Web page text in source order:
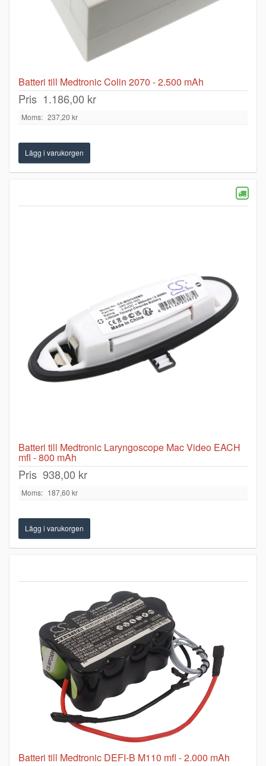
Batteri till Medtronic Colin 2070 - 2.500 mAh
Pris 1.186,00 kr
Moms: 237,20 kr
Batteri till Medtronic Laryngoscope Mac Video EACH
mfl - 800 mAh
Pris 938,00 kr
Moms: 187,60 kr
Batteri till Medtronic DEFI-B M110 mfl - 2.000 mAh